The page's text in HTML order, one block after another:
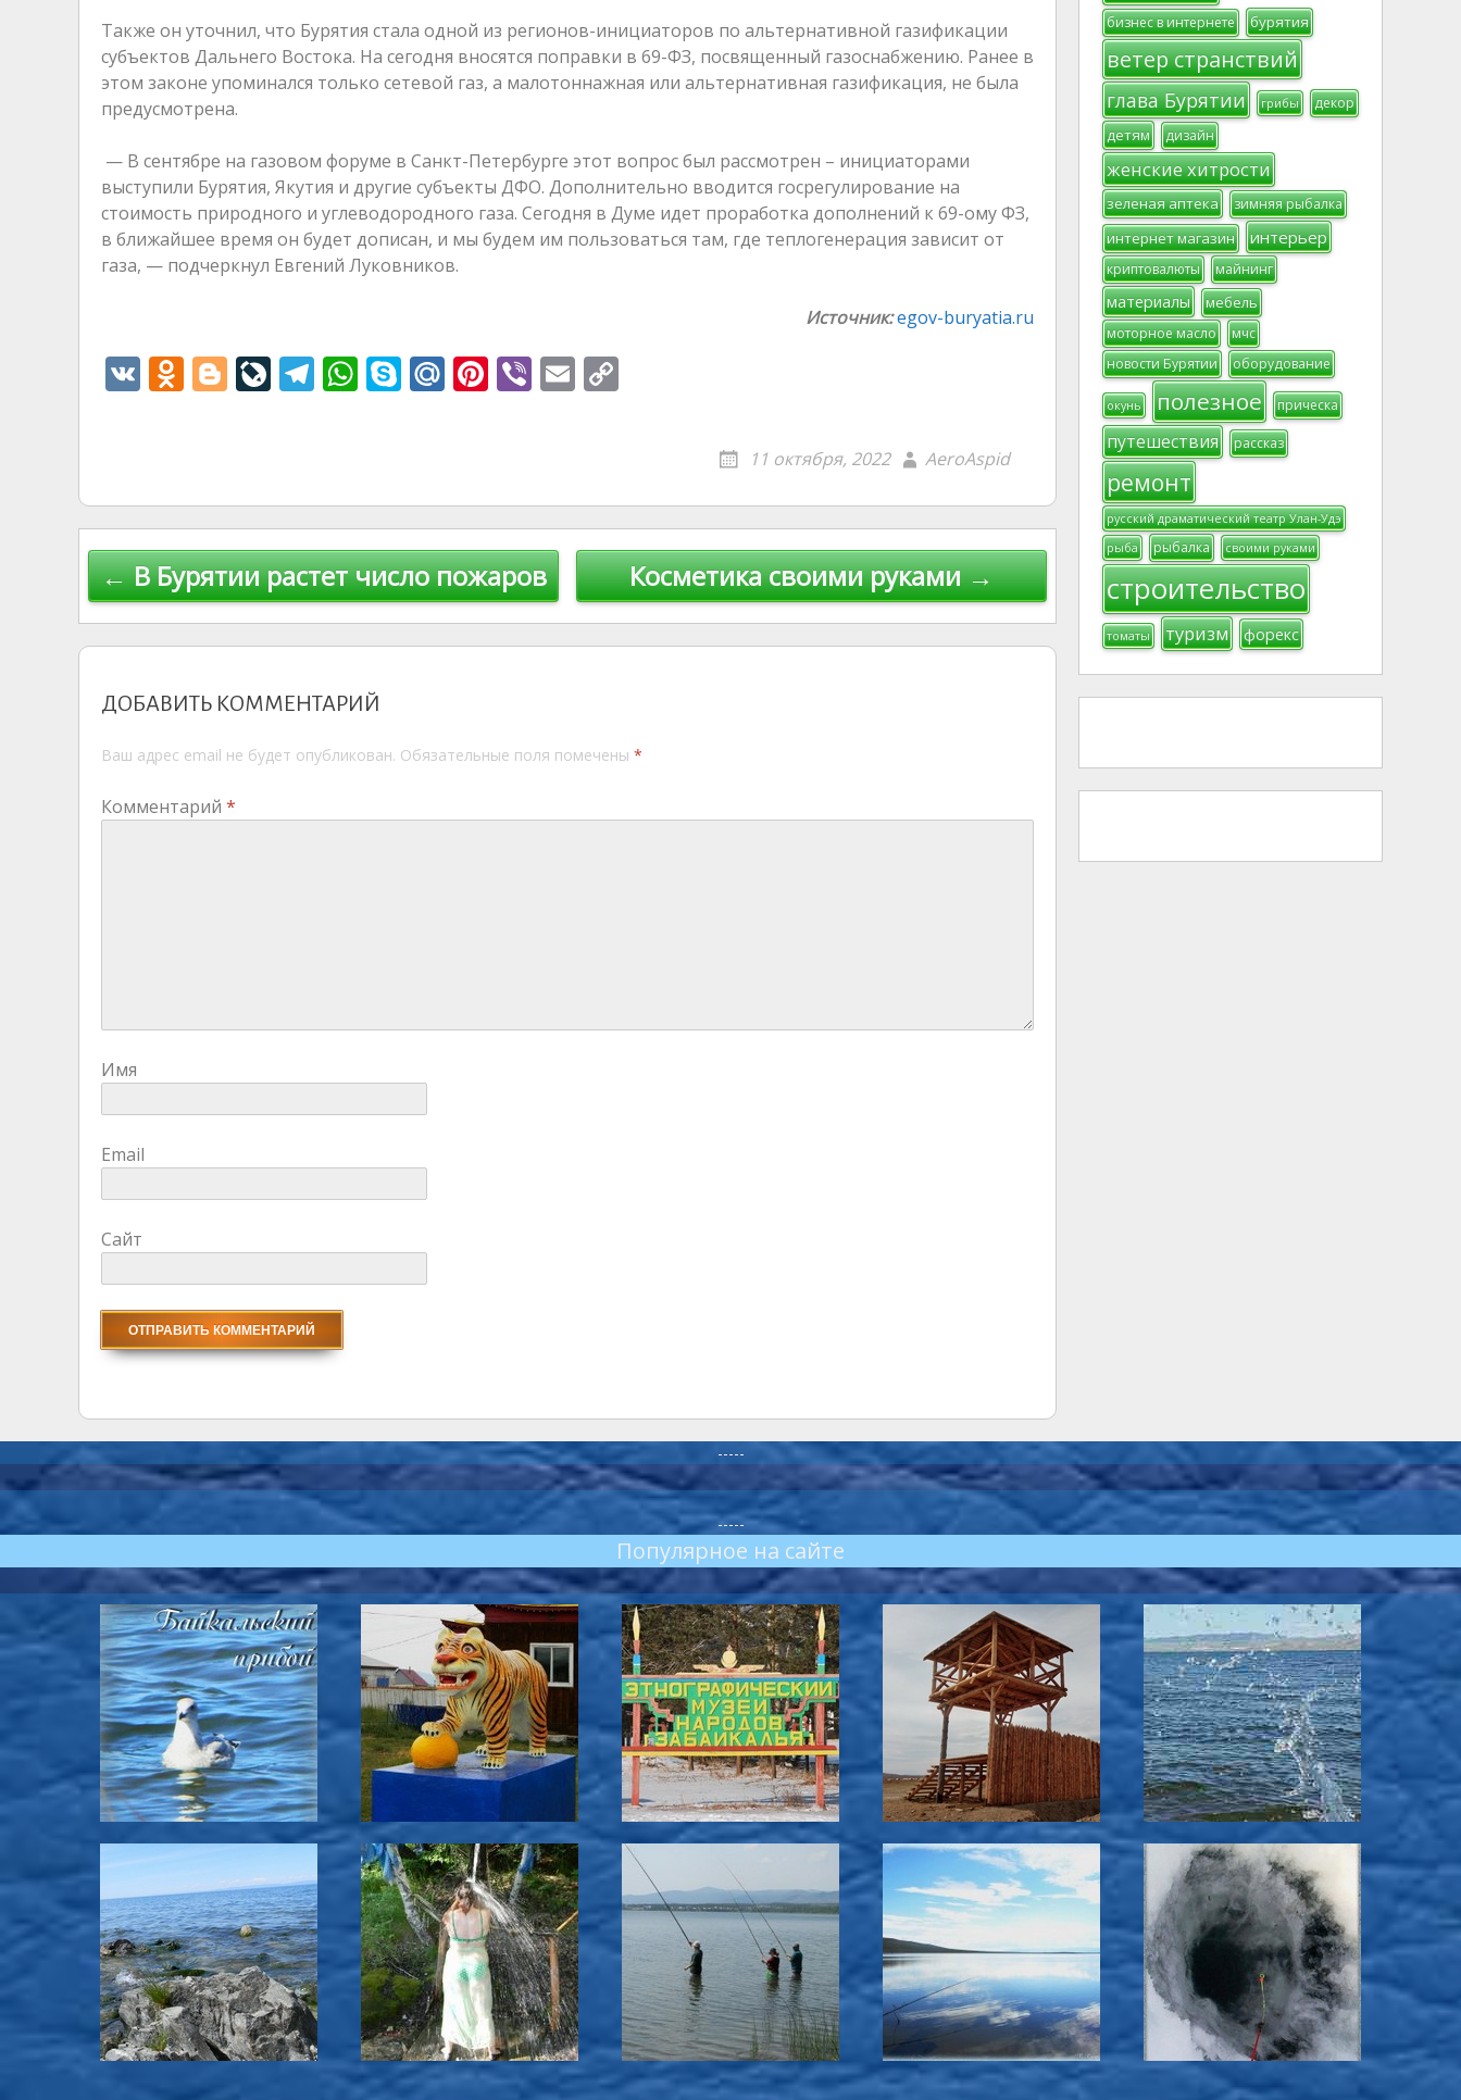
Также он уточнил, что Бурятия стала одной из регионов-инициаторов по альтернативной газификации
субъектов Дальнего Востока. На сегодня вносятся поправки в 69-ФЗ, посвященный газоснабжению. Ранее в
этом законе упоминался только сетевой газ, а малотоннажная или альтернативная газификация, не была
предусмотрена.
— В сентябре на газовом форуме в Санкт-Петербурге этот вопрос был рассмотрен – инициаторами
выступили Бурятия, Якутия и другие субъекты ДФО. Дополнительно вводится госрегулирование на
стоимость природного и углеводородного газа. Сегодня в Думе идет проработка дополнений к 69-ому ФЗ,
в ближайшее время он будет дописан, и мы будем им пользоваться там, где теплогенерация зависит от
газа, — подчеркнул Евгений Луковников.
Источник:egov-buryatia.ru
V
K
O
d
kl
as
s
ni
ki
Bl
o
er
Li
v
u
r
n
al
T
el
a
m
W
h
A
p
p
S
k
e
M
ai
u
Pi
nt
st
Vi
b
E
m
Li
n
k
11 октября, 2022 AeroAspid
Навигация
по
записям
Косметика своими руками →
← В Бурятии растет число пожаров
ДОБАВИТЬ КОММЕНТАРИЙ
Ваш адрес email не будет опубликован. Обязательные поля помечены *
Комментарий *
Имя
Email
Сайт
бизнес в интернете бурятия
ветер странствий
глава Бурятии грибы декор
детям дизайн
женские хитрости
зеленая аптека зимняя рыбалка
интернет магазин интерьер
криптовалюты майнинг
материалы мебель
моторное масло
мчс
новости Бурятии
оборудование
окунь полезное прическа
путешествия рассказ
ремонт
русский драматический театр Улан-Удэ
рыба
рыбалка своими руками
строительство
томаты туризм форекс
-----
-----
Популярное на сайте